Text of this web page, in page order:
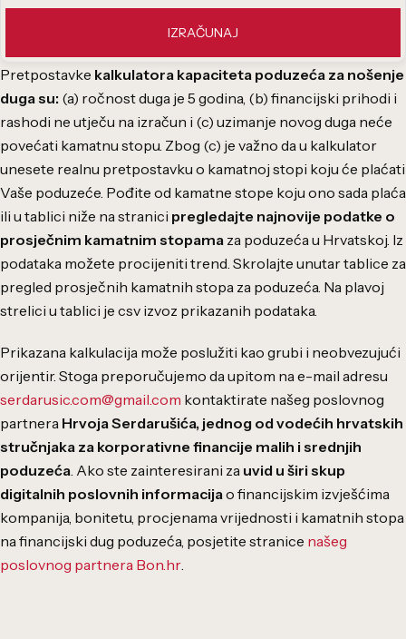
IZRAČUNAJ
Pretpostavke kalkulatora kapaciteta poduzeća za nošenje
duga su: (a) ročnost duga je 5 godina, (b) financijski prihodi i
rashodi ne utječu na izračun i (c) uzimanje novog duga neće
povećati kamatnu stopu. Zbog (c) je važno da u kalkulator
unesete realnu pretpostavku o kamatnoj stopi koju će plaćati
Vaše poduzeće. Pođite od kamatne stope koju ono sada plaća
ili u tablici niže na stranici pregledajte najnovije podatke o
prosječnim kamatnim stopama za poduzeća u Hrvatskoj. Iz
podataka možete procijeniti trend. Skrolajte unutar tablice za
pregled prosječnih kamatnih stopa za poduzeća. Na plavoj
strelici u tablici je csv izvoz prikazanih podataka.
Prikazana kalkulacija može poslužiti kao grubi i neobvezujući
orijentir. Stoga preporučujemo da upitom na e-mail adresu
serdarusic.com@gmail.com kontaktirate našeg poslovnog
partnera Hrvoja Serdarušića, jednog od vodećih hrvatskih
stručnjaka za korporativne financije malih i srednjih
poduzeća Ako ste zainteresirani za uvid u širi skup
digitalnih poslovnih informacijao financijskim izvješćima
kompanija, bonitetu, procjenama vrijednosti i kamatnih stopa
na financijski dug poduzeća, posjetite stranice našeg
poslovnog partnera Bon.hr